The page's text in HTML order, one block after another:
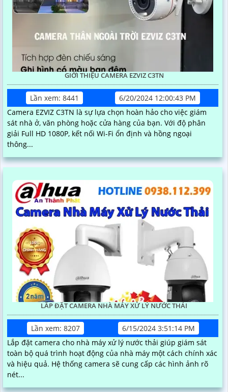
GIỚI THIỆU CAMERA EZVIZ C3TN
Lần xem: 8441
6/20/2024 12:00:43 PM
Camera EZVIZ C3TN là sự lựa chọn hoàn hảo cho việc giám
sát nhà ở, văn phòng hoặc cửa hàng của bạn. Với độ phân
giải Full HD 1080P, kết nối Wi-Fi ổn định và hồng ngoại
thông...
LẮP ĐẶT CAMERA NHÀ MÁY XỬ LÝ NƯỚC THẢI
Lần xem: 8207
6/15/2024 3:51:14 PM
Lắp đặt camera cho nhà máy xử lý nước thải giúp giám sát
toàn bộ quá trình hoạt động của nhà máy một cách chính xác
và hiệu quả. Hệ thống camera sẽ cung cấp các hình ảnh rõ
nét...